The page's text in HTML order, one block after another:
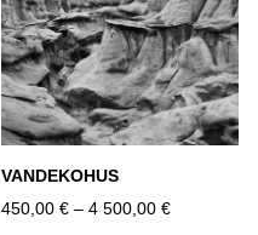
VANDEKOHUS
450,00 € – 4 500,00 €